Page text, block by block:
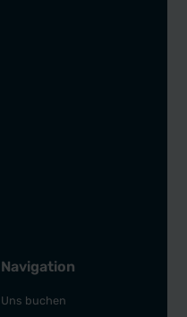
Navigation
Uns buchen